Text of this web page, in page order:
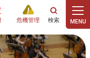
危機管理